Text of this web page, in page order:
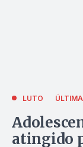
LUTO
atingido